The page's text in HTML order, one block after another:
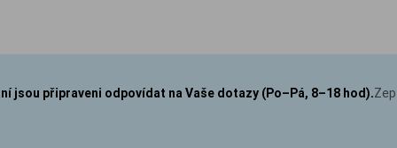
jsou připraveni odpovídat na Vaše dotazy (Po–Pá, 8–18 hod).